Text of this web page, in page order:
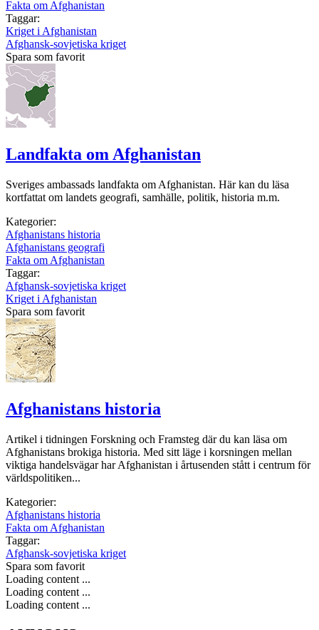
Fakta om Afghanistan
Taggar:
Kriget i Afghanistan
Afghansk-sovjetiska kriget
Spara som favorit
Landfakta om Afghanistan
Sveriges ambassads landfakta om Afghanistan. Här kan du läsa
kortfattat om landets geografi, samhälle, politik, historia m.m.
Kategorier:
Afghanistans historia
Afghanistans geografi
Fakta om Afghanistan
Taggar:
Afghansk-sovjetiska kriget
Kriget i Afghanistan
Spara som favorit
Afghanistans historia
Artikel i tidningen Forskning och Framsteg där du kan läsa om
Afghanistans brokiga historia. Med sitt läge i korsningen mellan
viktiga handelsvägar har Afghanistan i årtusenden stått i centrum för
världspolitiken...
Kategorier:
Afghanistans historia
Fakta om Afghanistan
Taggar:
Afghansk-sovjetiska kriget
Spara som favorit
Loading content ...
Loading content ...
Loading content ...